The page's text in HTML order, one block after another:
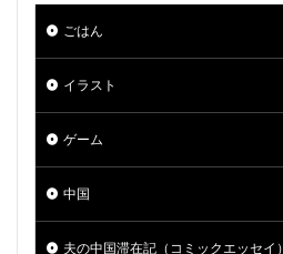
ごはん
イラスト
ゲーム
中国
夫の中国滞在記（コミックエッセイ）